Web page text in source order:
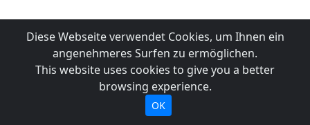
Diese Webseite verwendet Cookies, um Ihnen ein
angenehmeres Surfen zu ermöglichen.
This website uses cookies to give you a better
browsing experience.
OK